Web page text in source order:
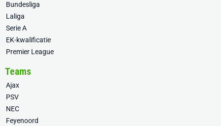
Bundesliga
Laliga
Serie A
EK-kwalificatie
Premier League
Teams
Ajax
PSV
NEC
Feyenoord